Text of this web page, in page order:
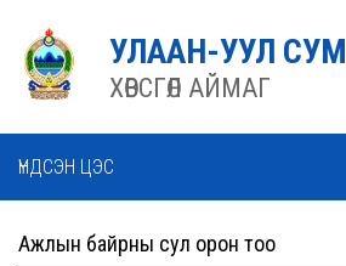
УЛААН-УУЛ СУМ
ХӨВСГӨЛ АЙМАГ
ҮНДСЭН ЦЭС
Ажлын байрны сул орон тоо